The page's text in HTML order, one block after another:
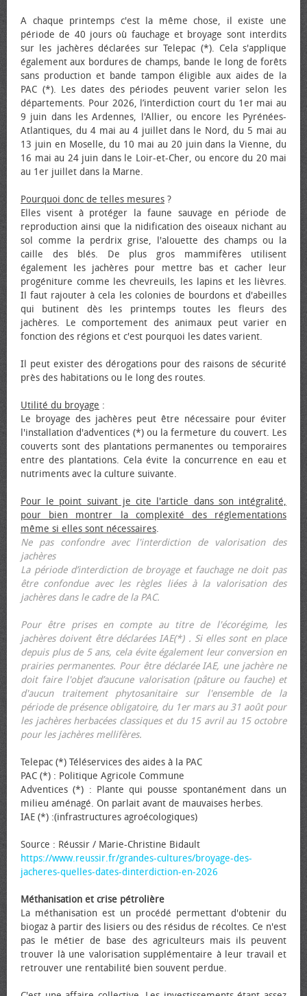
A chaque printemps c'est la même chose, il existe une
période de 40 jours où fauchage et broyage sont interdits
sur les jachères déclarées sur Telepac (*). Cela s'applique
également aux bordures de champs, bande le long de forêts
sans production et bande tampon éligible aux aides de la
PAC (*). Les dates des périodes peuvent varier selon les
départements. Pour 2026, l’interdiction court du 1er mai au
9 juin dans les Ardennes, l'Allier, ou encore les Pyrénées-
Atlantiques, du 4 mai au 4 juillet dans le Nord, du 5 mai au
13 juin en Moselle, du 10 mai au 20 juin dans la Vienne, du
16 mai au 24 juin dans le Loir-et-Cher, ou encore du 20 mai
au 1er juillet dans la Marne.
Pourquoi donc de telles mesures ?
Elles visent à protéger la faune sauvage en période de
reproduction ainsi que la nidification des oiseaux nichant au
sol comme la perdrix grise, l'alouette des champs ou la
caille des blés. De plus gros mammifères utilisent
également les jachères pour mettre bas et cacher leur
progéniture comme les chevreuils, les lapins et les lièvres.
Il faut rajouter à cela les colonies de bourdons et d'abeilles
qui butinent dès les printemps toutes les fleurs des
jachères. Le comportement des animaux peut varier en
fonction des régions et c'est pourquoi les dates varient.
Il peut exister des dérogations pour des raisons de sécurité
près des habitations ou le long des routes.
Utilité du broyage :
Le broyage des jachères peut être nécessaire pour éviter
l'installation d'adventices (*) ou la fermeture du couvert. Les
couverts sont des plantations permanentes ou temporaires
entre des plantations. Cela évite la concurrence en eau et
nutriments avec la culture suivante.
Pour le point suivant je cite l'article dans son intégralité,
pour bien montrer la complexité des réglementations
même si elles sont nécessaires.
Ne pas confondre avec l'interdiction de valorisation des
jachères
La période d’interdiction de broyage et fauchage ne doit pas
être confondue avec les règles liées à la valorisation des
jachères dans le cadre de la PAC.
Pour être prises en compte au titre de l'écorégime, les
jachères doivent être déclarées IAE(*) . Si elles sont en place
depuis plus de 5 ans, cela évite également leur conversion en
prairies permanentes. Pour être déclarée IAE, une jachère ne
doit faire l'objet d’aucune valorisation (pâture ou fauche) et
d'aucun traitement phytosanitaire sur l'ensemble de la
période de présence obligatoire, du 1er mars au 31 août pour
les jachères herbacées classiques et du 15 avril au 15 octobre
pour les jachères mellifères.
Telepac (*) Téléservices des aides à la PAC
PAC (*) : Politique Agricole Commune
Adventices (*) : Plante qui pousse spontanément dans un
milieu aménagé. On parlait avant de mauvaises herbes.
IAE (*) :(infrastructures agroécologiques)
Source : Réussir / Marie-Christine Bidault
https://www.reussir.fr/grandes-cultures/broyage-des-
jacheres-quelles-dates-dinterdiction-en-2026
Méthanisation et crise pétrolière
La méthanisation est un procédé permettant d'obtenir du
biogaz à partir des lisiers ou des résidus de récoltes. Ce n'est
pas le métier de base des agriculteurs mais ils peuvent
trouver là une valorisation supplémentaire à leur travail et
retrouver une rentabilité bien souvent perdue.